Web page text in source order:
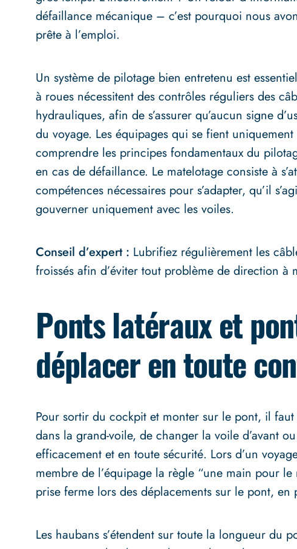
défaillance mécanique – c’est pourquoi nous
prête à l’emploi.
Un système de pilotage bien entretenu est
à roues nécessitent des contrôles réguliers des
hydrauliques, afin de s’assurer qu’aucun signe
du voyage. Les équipages qui se fient
comprendre les principes fondamentaux du
en cas de défaillance. Le matelotage consiste à
compétences nécessaires pour s’adapter, qu’il
gouverner uniquement avec les voiles.
Conseil d’expert : Lubrifiez régulièrement les
froissés afin d’éviter tout problème de direction à
Ponts latéraux et
déplacer en toute
Pour sortir du cockpit et monter sur le pont, il
dans la grand-voile, de changer la voile d’avant
efficacement et en toute sécurité. Lors d’un
membre de l’équipage la règle “une main pour
prise ferme lors des déplacements sur le pont,
Les haubans s’étendent sur toute la longueur du